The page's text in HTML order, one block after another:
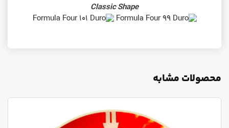
Classic Shape
محصولات مشابه